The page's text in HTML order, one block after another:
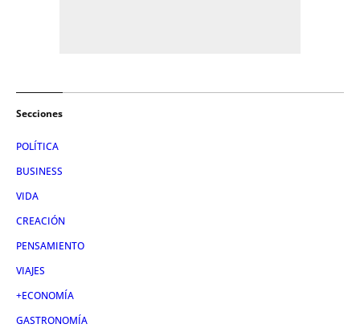
Secciones
POLÍTICA
BUSINESS
VIDA
CREACIÓN
PENSAMIENTO
VIAJES
+ECONOMÍA
GASTRONOMÍA